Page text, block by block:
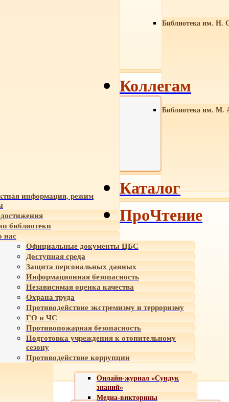
Библиотека им. Н.
Библиотека им. М.
информация, режим
библиотеки
нас
Официальные документы ЦБС
Доступная среда
Защита персональных данных
Информационная безопасность
Независимая оценка качества
Охрана труда
Противодействие экстремизму и терроризму
ГО и ЧС
Противопожарная безопасность
Подготовка учреждения к отопительному
сезону
Противодействие коррупции
Онлайн-журнал «Сундук
знаний»
Медиа-викторины
Коллегам
Каталог
ПроЧтение